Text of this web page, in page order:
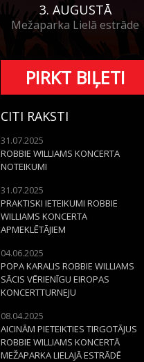
3. AUGUSTĀ
Mežaparka Lielā estrāde
PIRKT BIĻETI
CITI RAKSTI
31.07.2025
ROBBIE WILLIAMS KONCERTA
NOTEIKUMI
31.07.2025
PRAKTISKI IETEIKUMI ROBBIE
WILLIAMS KONCERTA
APMEKLĒTĀJIEM
04.06.2025
POPA KARALIS ROBBIE WILLIAMS
SĀCIS VĒRIENĪGU EIROPAS
KONCERTTURNEJU
08.04.2025
AICINĀM PIETEIKTIES TIRGOTĀJUS
ROBBIE WILLIAMS KONCERTĀ
MEŽAPARKA LIELAJĀ ESTRĀDĒ